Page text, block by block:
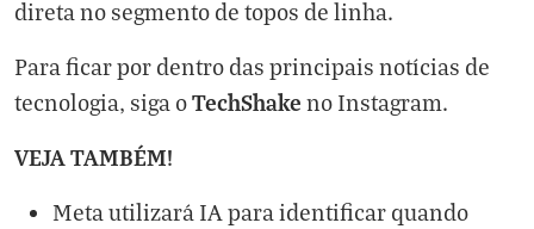
direta no segmento de topos de linha.
Para ficar por dentro das principais notícias de
tecnologia, siga oTechShake no Instagram.
VEJA TAMBÉM!
Meta utilizará IA para identificar quando